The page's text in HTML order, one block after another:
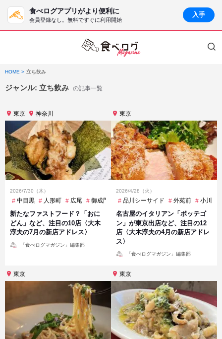
食べログアプリがより便利に
会員登録なし。無料ですぐに利用開始
入手
HOME 立ち飲み
ジャンル: 立ち飲み の記事一覧
東京 神奈川
2026/7/30（木）
中目黒 人形町 広尾 御成門 御茶ノ水 恵比寿 日本大通り
新たなファストフード？「おに
どん」など、注目の10店〈大木
淳夫の7月の新店アドレス〉
「食べログマガジン」編集部
東京
2026/4/28（火）
品川シーサイド 外苑前 小川町
名古屋のイタリアン「ボッテゴ
ン」が東京出店など、注目の12
店〈大木淳夫の4月の新店アドレ
ス〉
「食べログマガジン」編集部
東京 東京